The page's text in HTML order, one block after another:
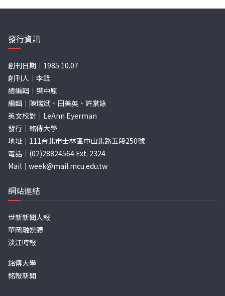
發行資訊
創刊日期｜1985.10.07
創刊人｜李銓
總編輯｜樊中原
編輯｜陳瑞斌、田美英、許棠詠
英文校對｜LeAnn Eyerman
發行｜銘傳大學
地址｜111台北市士林區中山北路五段250號
電話｜(02)28824564 Ext. 2324
Mail｜ week@mail.mcu.edu.tw
網站連結
世新新聞人報
華岡融媒體
淡江時報
銘傳大學
銘報新聞